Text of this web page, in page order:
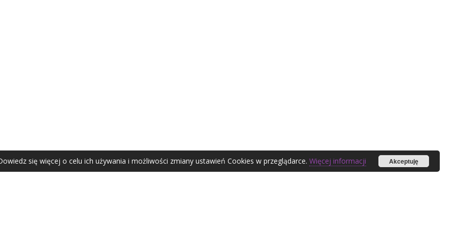
Agata Zubel © 2021
się więcej o celu ich używania i możliwości zmiany ustawień Cookies w przeglądarce. Więcej informacji Akceptuję